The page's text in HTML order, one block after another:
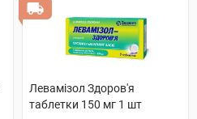
Левамізол Здоров'я
таблетки 150 мг 1 шт